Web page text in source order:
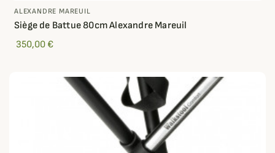
ALEXANDRE MAREUIL
Siège de Battue 80cm Alexandre Mareuil
350,00 €